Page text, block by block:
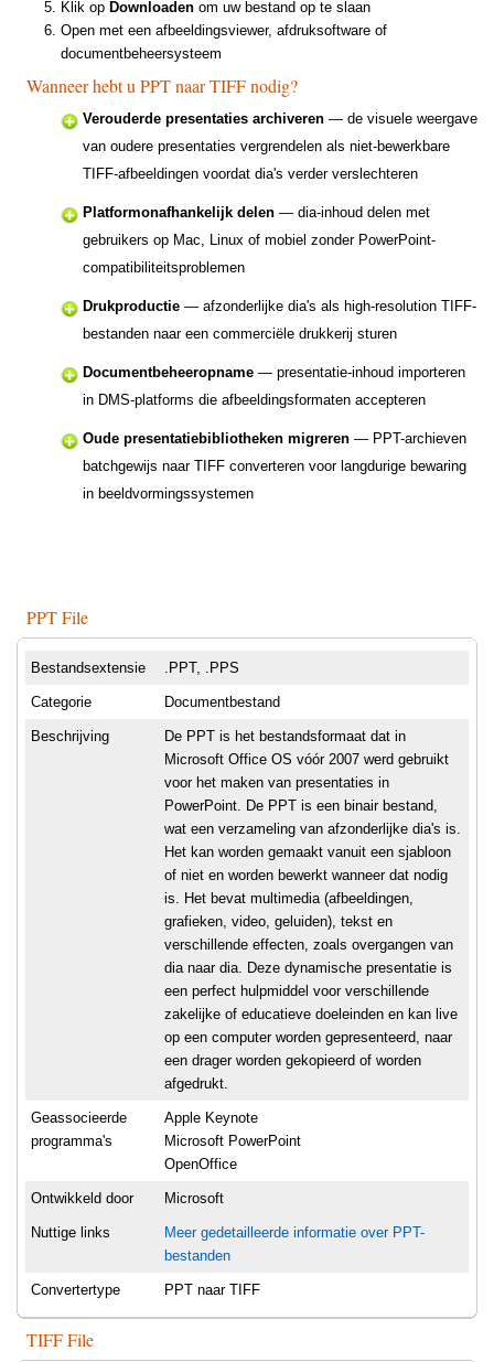
Klik op Downloaden om uw bestand op te slaan
Open met een afbeeldingsviewer, afdruksoftware of
documentbeheersysteem
Wanneer hebt u PPT naar TIFF nodig?
Verouderde presentaties archiveren — de visuele weergave
van oudere presentaties vergrendelen als niet-bewerkbare
TIFF-afbeeldingen voordat dia's verder verslechteren
Platformonafhankelijk delen — dia-inhoud delen met
gebruikers op Mac, Linux of mobiel zonder PowerPoint-
compatibiliteitsproblemen
Drukproductie — afzonderlijke dia's als high-resolution TIFF-
bestanden naar een commerciële drukkerij sturen
Documentbeheeropname — presentatie-inhoud importeren
in DMS-platforms die afbeeldingsformaten accepteren
Oude presentatiebibliotheken migreren — PPT-archieven
batchgewijs naar TIFF converteren voor langdurige bewaring
in beeldvormingssystemen
PPT File
Bestandsextensie .PPT, .PPS
Categorie Documentbestand
Beschrijving
De PPT is het bestandsformaat dat in
Microsoft Office OS vóór 2007 werd gebruikt
voor het maken van presentaties in
PowerPoint. De PPT is een binair bestand,
wat een verzameling van afzonderlijke dia's is.
Het kan worden gemaakt vanuit een sjabloon
of niet en worden bewerkt wanneer dat nodig
is. Het bevat multimedia (afbeeldingen,
grafieken, video, geluiden), tekst en
verschillende effecten, zoals overgangen van
dia naar dia. Deze dynamische presentatie is
een perfect hulpmiddel voor verschillende
zakelijke of educatieve doeleinden en kan live
op een computer worden gepresenteerd, naar
een drager worden gekopieerd of worden
afgedrukt.
Geassocieerde
programma's
Apple Keynote
Microsoft PowerPoint
OpenOffice
Ontwikkeld door Microsoft
Nuttige links
Meer gedetailleerde informatie over PPT-
bestanden
Convertertype PPT naar TIFF
TIFF File